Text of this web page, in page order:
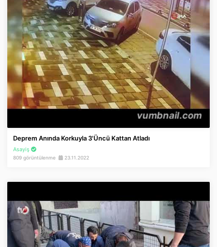
Deprem Anında Korkuyla 3'üncü Kattan Atladı
Asayiş
809 görüntülenme 23.11.2022